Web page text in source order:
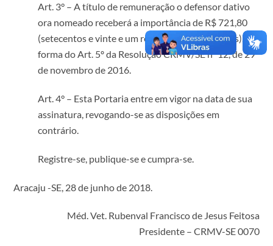
Art. 3° – A título de remuneração o defensor dativo
ora nomeado receberá a importância de R$ 721,80
(setecentos e vinte e um reais e oitenta centavos), na
forma do Art. 5º da Resolução CRMV/SE nº 12, de 29
de novembro de 2016.
Art. 4° – Esta Portaria entre em vigor na data de sua
assinatura, revogando-se as disposições em
contrário.
Registre-se, publique-se e cumpra-se.
Aracaju -SE, 28 de junho de 2018.
Méd. Vet. Rubenval Francisco de Jesus Feitosa
Presidente – CRMV-SE 0070